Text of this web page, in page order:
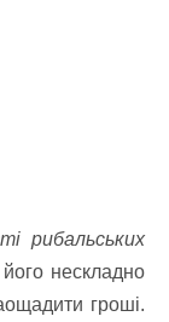
рибальських
нескладно
гроші.